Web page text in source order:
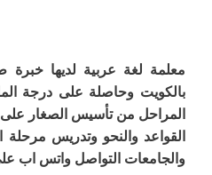
معلمة لغة عربية لديها خبرة
بالكويت وحاصلة على درجة
المراحل من تأسيس الصغار على
القواعد والنحو وتدريس مرحلة
والجامعات التواصل واتس اب